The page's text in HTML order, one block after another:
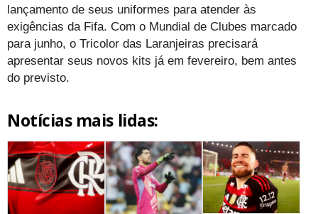
lançamento de seus uniformes para atender às
exigências da Fifa. Com o Mundial de Clubes marcado
para junho, o Tricolor das Laranjeiras precisará
apresentar seus novos kits já em fevereiro, bem antes
do previsto.
Notícias mais lidas: